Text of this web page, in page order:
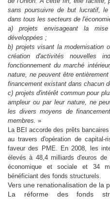
sans poursuivre de but lucratif,
dans tous les secteurs de
a) projets envisageant la
développées ;
b) projets visant la modernisation
création d'activités nouvelles
fonctionnement du marché
nature, ne peuvent être
financement existant dans chacun
c) projets d'intérêt commun pour
ampleur ou par leur nature, ne
les divers moyens de
membres. »
La BEI accorde des prêts
au travers d'opération de capital-
faveur des PME. En 2008, les
élevés à 48,4 milliards d'euros
économique et sociale et 34
bénéficiant des fonds structurels.
Vers une renationalisation de la
La réforme des fonds